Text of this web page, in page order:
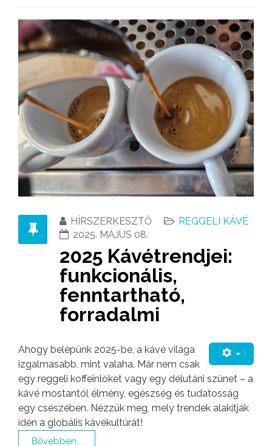
HÍRSZERKESZTŐ
REGGELI KÁVÉ
2025. MÁJUS 08.
2025 Kávétrendjei:
funkcionális,
fenntartható,
forradalmi
Ahogy belépünk 2025-be, a kávé világa
izgalmasabb, mint valaha. Már nem csak
egy reggeli koffeinlöket vagy egy délutáni szünet – a
kávé mostantól élmény, egészség és tudatosság
egy csészében. Nézzük meg, mely trendek alakítják
idén a globális kávékultúrát!
Bővebben...